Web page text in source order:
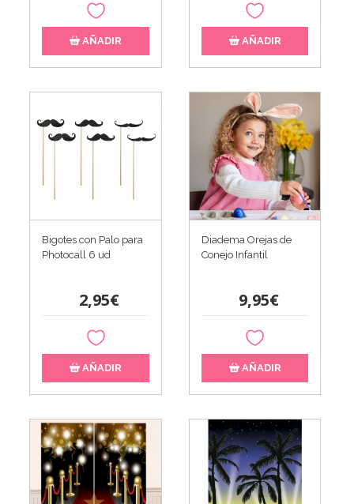
AÑADIR AÑADIR
Bigotes con Palo para
Photocall 6 ud
2,95€
AÑADIR
Diadema Orejas de
Conejo Infantil
9,95€
AÑADIR